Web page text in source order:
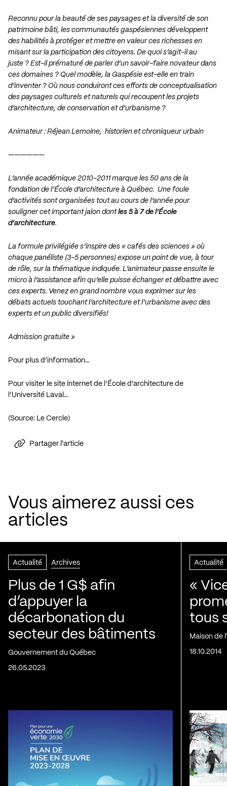
Reconnu pour la beauté de ses paysages et la diversité de son
patrimoine bâti, les communautés gaspésiennes développent
des habilités à protéger et mettre en valeur ces richesses en
misant sur la participation des citoyens. De quoi s’agit-il au
juste ? Est-il prématuré de parler d’un savoir-faire novateur dans
ces domaines ? Quel modèle, la Gaspésie est-elle en train
d’inventer ? Où nous conduiront ces efforts de conceptualisation
des paysages culturels et naturels qui recoupent les projets
d’architecture, de conservation et d’urbanisme ?
Animateur : Réjean Lemoine, historien et chroniqueur urbain
——————
L’année académique 2010-2011 marque les 50 ans de la
fondation de l’École d’architecture à Québec. Une foule
d’activités sont organisées tout au cours de l’année pour
souligner cet important jalon dontles 5 à 7 de l’École
d’architecture.
La formule privilégiée s’inspire des « cafés des sciences » où
chaque panéliste (3-5 personnes) expose un point de vue, à tour
de rôle, sur la thématique indiquée. L’animateur passe ensuite le
micro à l’assistance afin qu’elle puisse échanger et débattre avec
ces experts. Venez en grand nombre vous exprimer sur les
débats actuels touchant l’architecture et l’urbanisme avec des
experts et un public diversifiés!
Admission gratuite »
Pour plus d’information…
Pour visiter le site internet de l’École d’architecture de
l’Université Laval…
(Source: Le Cercle)
Partager l'article
Vous aimerez aussi ces
articles
Actualité Archives
Plus de 1 G$ afin
d’appuyer la
décarbonation du
secteur des bâtiments
Gouvernement du Québec
26.05.2023
Actualité
«
tous
Maison de
18.10.2014